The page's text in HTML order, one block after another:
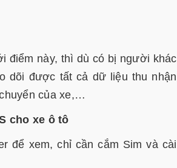
điểm này, thì dù có bị người khác
dõi được tất cả dữ liệu thu nhận
của xe,…
cho xe ô tô
để xem, chỉ cần cắm Sim và cài